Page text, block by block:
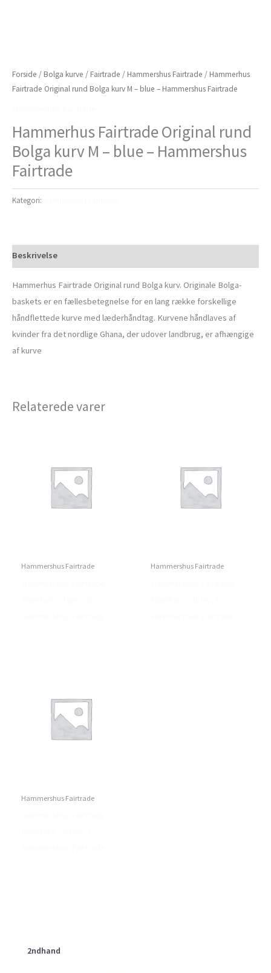
2ndhand
Forside / Bolga kurve / Fairtrade / Hammershus Fairtrade / Hammerhus
Fairtrade Original rund Bolga kurv M – blue – Hammershus Fairtrade
Hammerhus Fairtrade Original rund
Bolga kurv M – blue – Hammershus
Fairtrade
Kategori:
Beskrivelse
Hammerhus Fairtrade Original rund Bolga kurv. Originale Bolga-
baskets er en fællesbetegnelse for en lang række forskellige
håndflettede kurve med læderhåndtag. Kurvene håndlaves af
kvinder fra det nordlige Ghana, der udover landbrug, er afhængige
af kurve
Relaterede varer
Hammershus Fairtrade Hammershus Fairtrade
Hammershus Fairtrade